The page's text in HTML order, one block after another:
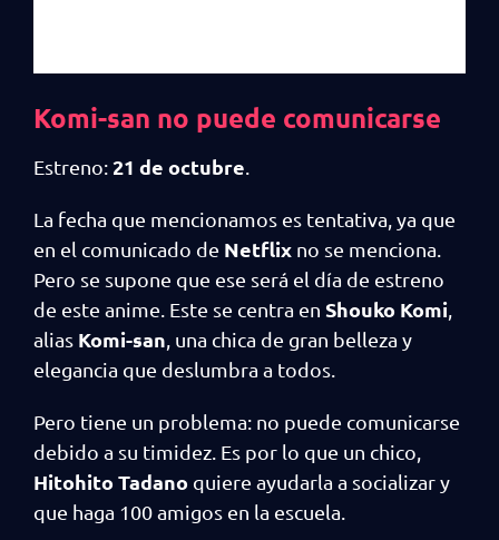
Komi-san no puede comunicarse
Estreno:21 de octubre
La fecha que mencionamos es tentativa, ya que
en el comunicado de Netflix no se menciona.
Pero se supone que ese será el día de estreno
de este anime. Este se centra en Shouko Komi
alias Komi-san , una chica de gran belleza y
elegancia que deslumbra a todos.
Pero tiene un problema: no puede comunicarse
debido a su timidez. Es por lo que un chico,
Hitohito Tadano quiere ayudarla a socializar y
que haga 100 amigos en la escuela.